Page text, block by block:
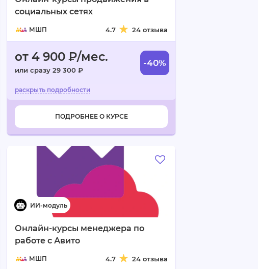
социальных сетях
МШП 4.7 24 отзыва
от 4 900 ₽/мес.
или сразу 29 300 ₽
-40%
ПОДРОБНЕЕ О КУРСЕ
Онлайн-курсы менеджера по
работе с Авито
МШП 4.7 24 отзыва